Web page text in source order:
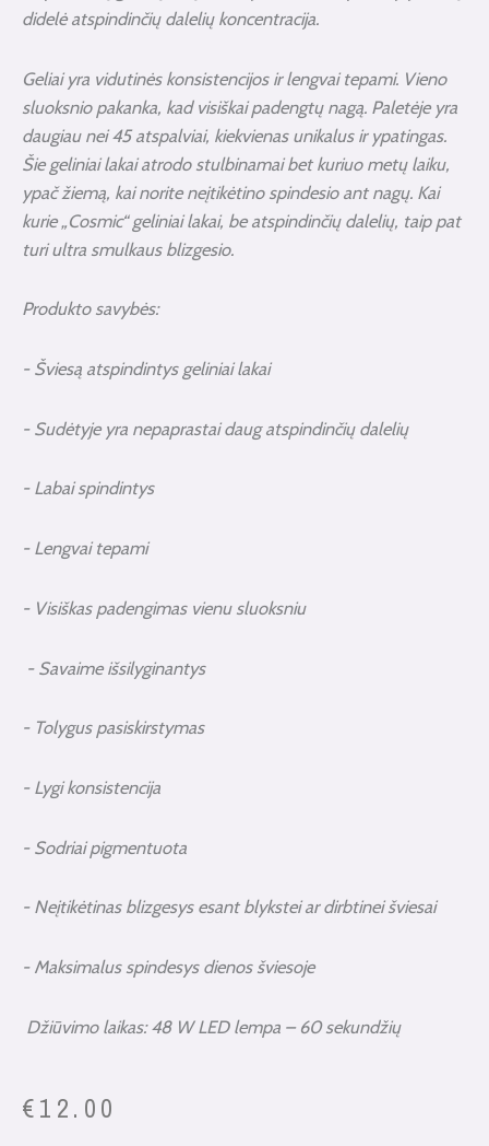
didelė atspindinčių dalelių koncentracija.
Geliai yra vidutinės konsistencijos ir lengvai tepami. Vieno
sluoksnio pakanka, kad visiškai padengtų nagą. Paletėje yra
daugiau nei 45 atspalviai, kiekvienas unikalus ir ypatingas.
Šie geliniai lakai atrodo stulbinamai bet kuriuo metų laiku,
ypač žiemą, kai norite neįtikėtino spindesio ant nagų. Kai
kurie „Cosmic“ geliniai lakai, be atspindinčių dalelių, taip pat
turiultra smulkaus blizgesio.
Produkto savybės:
- Šviesą atspindintys geliniai lakai
- Sudėtyje yra nepaprastai daug atspindinčių dalelių
- Labai spindintys
- Lengvai tepami
- Visiškas padengimas vienu sluoksniu
- Savaime išsilyginantys
- Tolygus pasiskirstymas
- Lygi konsistencija
- Sodriai pigmentuota
- Neįtikėtinas blizgesys esant blykstei ar dirbtinei šviesai
- Maksimalus spindesys dienos šviesoje
Džiūvimo laikas: 48 W LED lempa – 60 sekundžių
€12.00